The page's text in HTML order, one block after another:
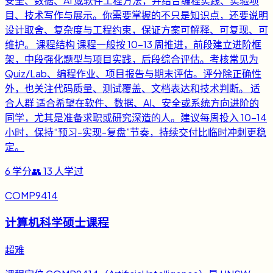
目、技术写作与展示。你需要掌握的不只是知识点，还要说明
设计取舍、复杂度与工程约束，保证方案可解释、可复现、可
维护。 课程结构 课程一般按 10-13 周推进，前段建立进阶框
架，中段强化题型与项目实践，后段综合评估。考核常见为
Quiz/Lab、编程作业、项目报告与期末评估。评分除正确性
外，也关注代码质量、测试覆盖、文档表达和技术判断。 适
合人群 适合希望在软件、数据、AI、安全或系统方向进阶的
同学，尤其是准备求职或研究深造的人。建议每周投入 10-14
小时，保持“预习-实现-复盘”节奏，持续交付比临时冲刺更稳
定。
6 学分👥13 人学过
COMP9414
计算机科学硕士课程
超难